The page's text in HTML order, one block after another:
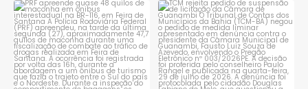
PRF apreende quase 48 quilos
de maconha em ônibus...
1 0
TCM rejeita pedido de
suspensão de licitação da...
1 0